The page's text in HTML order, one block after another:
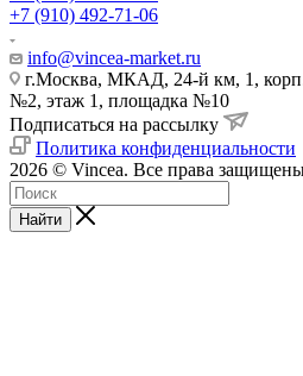
+7 (910) 492-71-06
info@vincea-market.ru
г.Москва, МКАД, 24-й км, 1,
№2, этаж 1, площадка №10
Подписаться на рассылку
Политика конфиденциальности
2026 © Vincea. Все права
Найти